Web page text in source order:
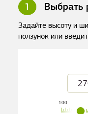
1 Выбрать
Задайте высоту и
ползунок или
100